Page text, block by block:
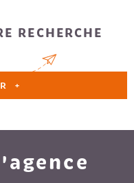
RECHERCHE
+